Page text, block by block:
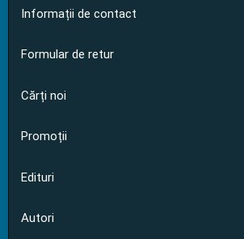
Informații de contact
Formular de retur
Cărți noi
Promoții
Edituri
Autori